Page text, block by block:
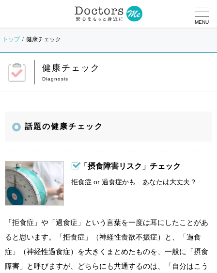
MENU
トップ 健康チェック
健康チェック
話題の健康チェック
「摂食障害リスク」チェック
拒食症 or 過食症かも…あなたは大丈夫？
「拒食症」や「過食症」という言葉を一度は耳にしたことがあ
ると思います。「拒食症」（神経性食欲不振症）と、「過食
症」（神経性過食症）を大きくまとめたものを、一般に「摂食
障害」と呼びますが、どちらにも共通するのは、「自分はこう